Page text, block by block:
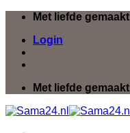
inhoud
Met liefde gemaakt
Login
Met liefde gemaakt